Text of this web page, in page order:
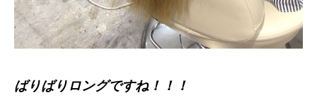
ばりばりロングですね！！！